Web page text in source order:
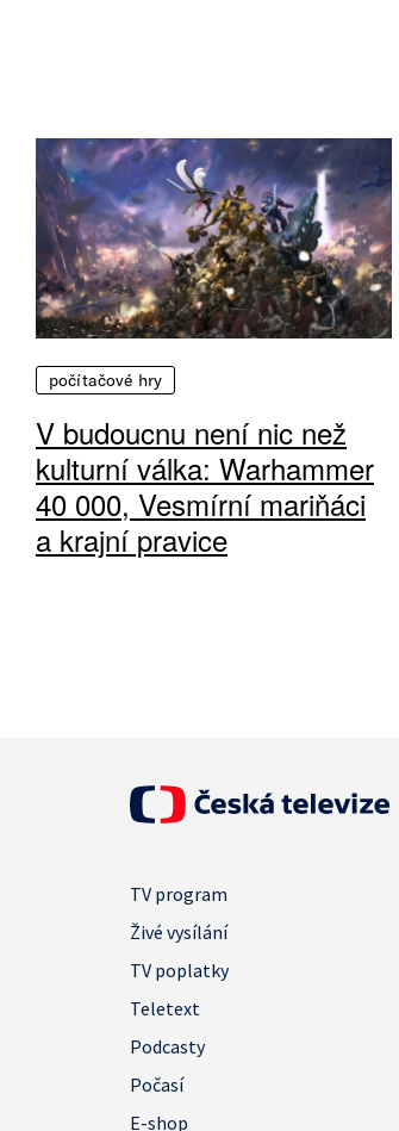
počítačové hry
V budoucnu není nic než
kulturní válka: Warhammer
40 000, Vesmírní mariňáci
a krajní pravice
TV program
Živé vysílání
TV poplatky
Teletext
Podcasty
Počasí
E-shop